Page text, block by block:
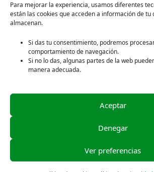
Para mejorar la experiencia, usamos diferentes
están las cookies que acceden a información de tu
almacenan.
Si das tu consentimiento, podremos
comportamiento de navegación.
Si no lo das, algunas partes de la web
manera adecuada.
Aceptar
Denegar
Ver preferencias
Síguenos en redes sociales:
Política de privacidad
Aviso legal
Créditos de las